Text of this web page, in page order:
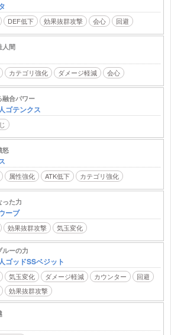
DEF低下 効果抜群攻撃 会心 回避
人間
カテゴリ強化 ダメージ軽減 会心
融合パワー
ゴテンクス
怒
属性強化 ATK低下 カテゴリ強化
った力
ーブ
効果抜群攻撃 気玉変化
ルーの力
ゴッドSSベジット
気玉変化 ダメージ軽減 カウンター
回避
効果抜群攻撃